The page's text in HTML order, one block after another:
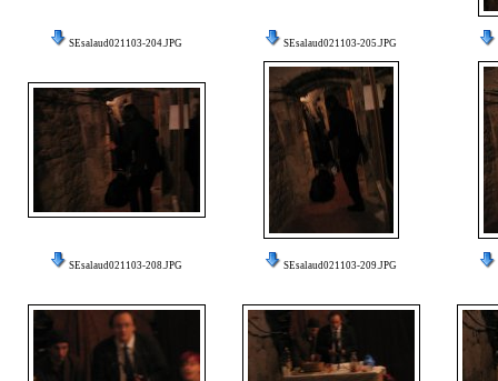
SEsalaud021103-204.JPG SEsalaud021103-205.JPG
SEsalaud021103-208.JPG SEsalaud021103-209.JPG